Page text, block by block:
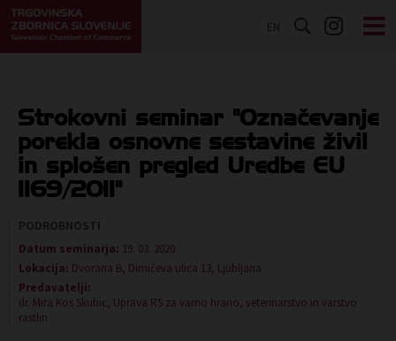
EN
Strokovni seminar "Označevanje
porekla osnovne sestavine živil
in splošen pregled Uredbe EU
1169/2011"
PODROBNOSTI
Datum seminarja: 19. 03. 2020
Lokacija: Dvorana B, Dimičeva ulica 13, Ljubljana
Predavatelji:
dr. Mira Kos Skubic, Uprava RS za varno hrano, veterinarstvo in varstvo
rastlin